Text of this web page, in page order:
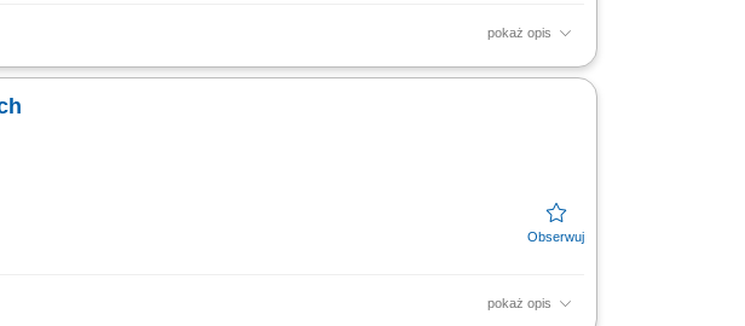
pokaż opis
użyciu piły formatowej i elektronarzędzi. Kompleksowe doradztwo
pokaż opis